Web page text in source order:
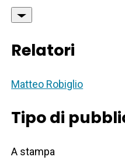
Relatori
Matteo Robiglio
Tipo di
A stampa